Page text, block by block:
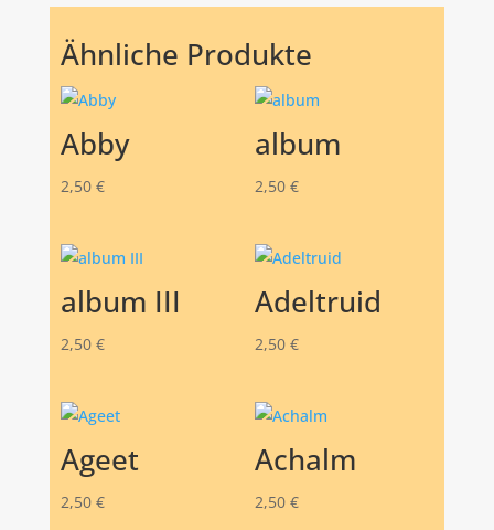
Ähnliche Produkte
Abby
2,50 €
album
2,50 €
album III
2,50 €
Adeltruid
2,50 €
Ageet
2,50 €
Achalm
2,50 €